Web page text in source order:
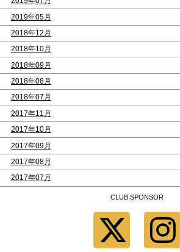
2019年05月
2018年12月
2018年10月
2018年09月
2018年08月
2018年07月
2017年11月
2017年10月
2017年09月
2017年08月
2017年07月
CLUB SPONSOR